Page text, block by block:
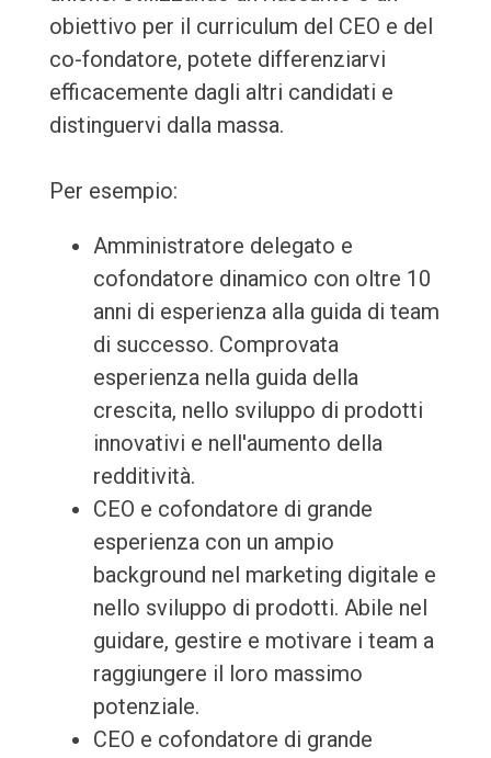
obiettivo per il curriculum del CEO e del
co-fondatore, potete differenziarvi
efficacemente dagli altri candidati e
distinguervi dalla massa.
Per esempio:
Amministratore delegato e
cofondatore dinamico con oltre 10
anni di esperienza alla guida di team
di successo. Comprovata
esperienza nella guida della
crescita, nello sviluppo di prodotti
innovativi e nell'aumento della
redditività.
CEO e cofondatore di grande
esperienza con un ampio
background nel marketing digitale e
nello sviluppo di prodotti. Abile nel
guidare, gestire e motivare i team a
raggiungere il loro massimo
potenziale.
CEO e cofondatore di grande